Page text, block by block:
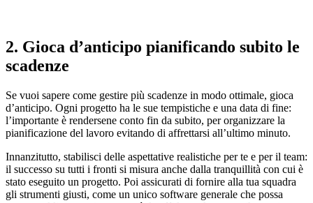
2. Gioca d’anticipo pianificando subito le
scadenze
Se vuoi sapere come gestire più scadenze in modo ottimale, gioca
d’anticipo. Ogni progetto ha le sue tempistiche e una data di fine:
l’importante è rendersene conto fin da subito, per organizzare la
pianificazione del lavoro evitando di affrettarsi all’ultimo minuto.
Innanzitutto, stabilisci delle aspettative realistiche per te e per il team:
il successo su tutti i fronti si misura anche dalla tranquillità con cui è
stato eseguito un progetto. Poi assicurati di fornire alla tua squadra
gli strumenti giusti, come un unico software generale che possa